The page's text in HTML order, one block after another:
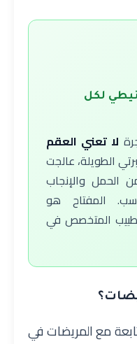
لكل
لا تعني العقم
الطويلة، عالجت
الحمل والإنجاب
المفتاح هو
المتخصص في
مع المريضات في